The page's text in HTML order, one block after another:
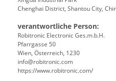
Chenghai District, Shantou City,
verantwortliche Person:
Robitronic Electronic Ges.m.b.H.
Pfarrgasse 50
Wien, Österreich, 1230
info@robitronic.com
https://www.robitronic.com/